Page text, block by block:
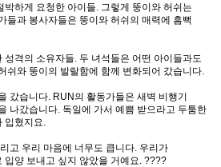
박하게 요청한 아이들. 그렇게 뚱이와 허쉬는
들과 봉사자들은 뚱이와 허쉬의 매력에 흠뻑
격의 소유자들. 두 녀석들은 어떤 아이들과도
쉬와 뚱이의 발랄함에 함께 변화되어 갔습니다.
갔습니다. RUN의 활동가들은 새벽 비행기
나갔습니다. 독일에 가서 예쁨 받으라고 두툼한
입혔지요.
고 우리 마음에 너무도 큽니다. 우리가
입양 보내고 싶지 않았을 거예요. ????